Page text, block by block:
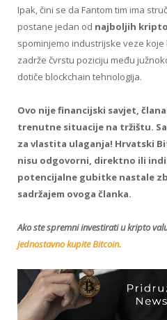
Ipak, čini se da Fantom tim ima
postane jedan od najboljih
spominjemo industrijske veze koje
zadrže čvrstu poziciju među
dotiče blockchain tehnologija.
Ovo nije financijski savjet,
trenutne situacije na tržištu.
za vlastita ulaganja! Hrvatski
nisu odgovorni, direktno ili
potencijalne gubitke nastale
sadržajem ovoga članka.
Ako ste spremni investirati u kripto
jednostavno kupite Bitcoin.